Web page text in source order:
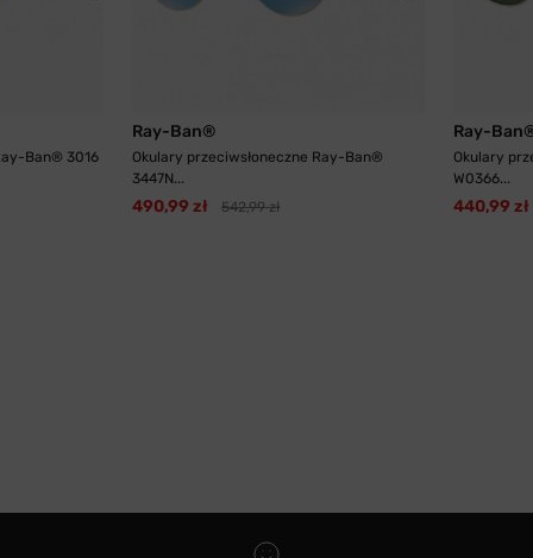
Ban® 3016
Ray-Ban®
Okulary przeciwsłoneczne Ray-Ban®
3447N...
490,99 zł 542,99 zł
Ray-
Okulary
W0366...
440,99 zł